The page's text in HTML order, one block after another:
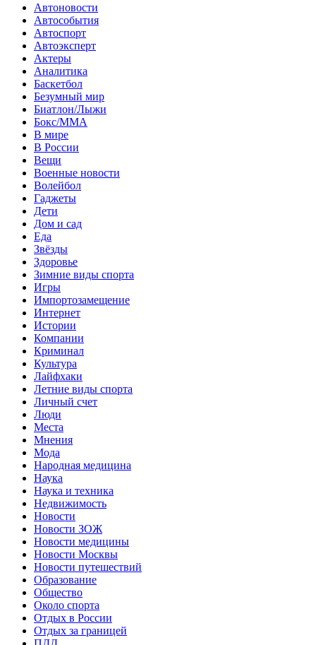
Автоновости
Автособытия
Автоспорт
Автоэксперт
Актеры
Аналитика
Баскетбол
Безумный мир
Биатлон/Лыжи
Бокс/MMA
В мире
В России
Вещи
Военные новости
Волейбол
Гаджеты
Дети
Дом и сад
Еда
Звёзды
Здоровье
Зимние виды спорта
Игры
Импортозамещение
Интернет
Истории
Компании
Криминал
Культура
Лайфхаки
Летние виды спорта
Личный счет
Люди
Места
Мнения
Мода
Народная медицина
Наука
Наука и техника
Недвижимость
Новости
Новости ЗОЖ
Новости медицины
Новости Москвы
Новости путешествий
Образование
Общество
Около спорта
Отдых в России
Отдых за границей